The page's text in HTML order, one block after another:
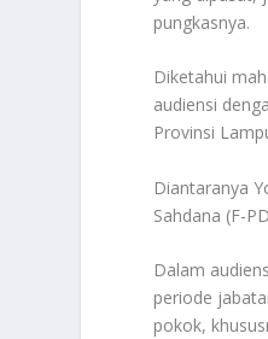
pungkasnya.
Diketahui
audiensi
Provinsi
Diantaranya
Sahdana (F-
Dalam
periode
pokok,